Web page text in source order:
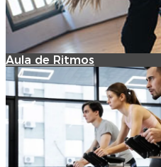
Aula de Ritmos